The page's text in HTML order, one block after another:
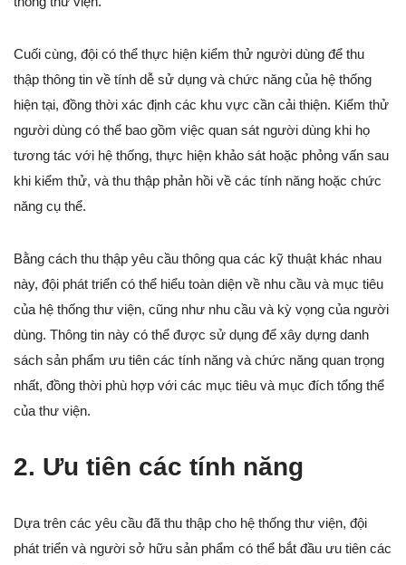
Cuối cùng, đội có thể thực hiện kiểm thử người dùng để thu
thập thông tin về tính dễ sử dụng và chức năng của hệ thống
hiện tại, đồng thời xác định các khu vực cần cải thiện. Kiểm thử
người dùng có thể bao gồm việc quan sát người dùng khi họ
tương tác với hệ thống, thực hiện khảo sát hoặc phỏng vấn sau
khi kiểm thử, và thu thập phản hồi về các tính năng hoặc chức
năng cụ thể.
Bằng cách thu thập yêu cầu thông qua các kỹ thuật khác nhau
này, đội phát triển có thể hiểu toàn diện về nhu cầu và mục tiêu
của hệ thống thư viện, cũng như nhu cầu và kỳ vọng của người
dùng. Thông tin này có thể được sử dụng để xây dựng danh
sách sản phẩm ưu tiên các tính năng và chức năng quan trọng
nhất, đồng thời phù hợp với các mục tiêu và mục đích tổng thể
của thư viện.
2. Ưu tiên các tính năng
Dựa trên các yêu cầu đã thu thập cho hệ thống thư viện, đội
phát triển và người sở hữu sản phẩm có thể bắt đầu ưu tiên các